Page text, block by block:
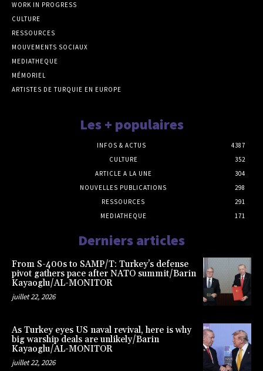
WORK IN PROGRESS
CULTURE
RESSOURCES
MOUVEMENTS SOCIAUX
MEDIATHEQUE
MÉMORIEL
ARTISTES DE TURQUIE EN EUROPE
Les + populaires
INFOS & ACTUS
4387
CULTURE
352
ARTICLE A LA UNE
304
NOUVELLES PUBLICATIONS
298
RESSOURCES
291
MEDIATHEQUE
171
Derniers articles
From S-400s to SAMP/T: Turkey’s defense
pivot gathers pace after NATO summit/Barin
Kayaoglu/AL-MONITOR
juillet 22, 2026
As Turkey eyes US naval revival, here is why
big warship deals are unlikely/Barin
Kayaoglu/AL-MONITOR
juillet 22, 2026